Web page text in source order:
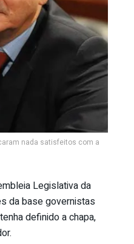
nada satisfeitos com a
Legislativa da
da base governistas
definido a chapa,